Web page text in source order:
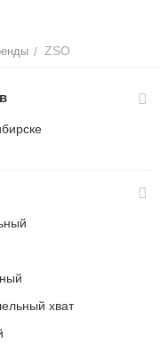
/ ZSO
хват